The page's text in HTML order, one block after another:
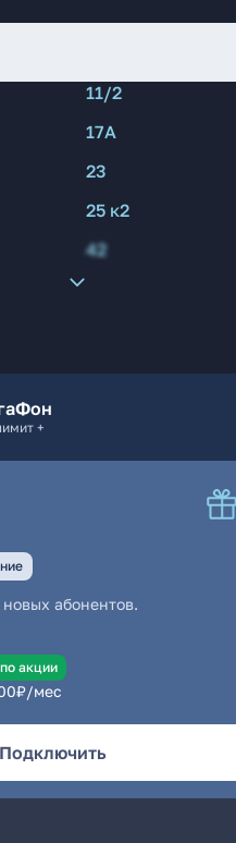
11/2
17А
23
25 к2
42
+
абонентов.
акции
₽/мес
Подключить